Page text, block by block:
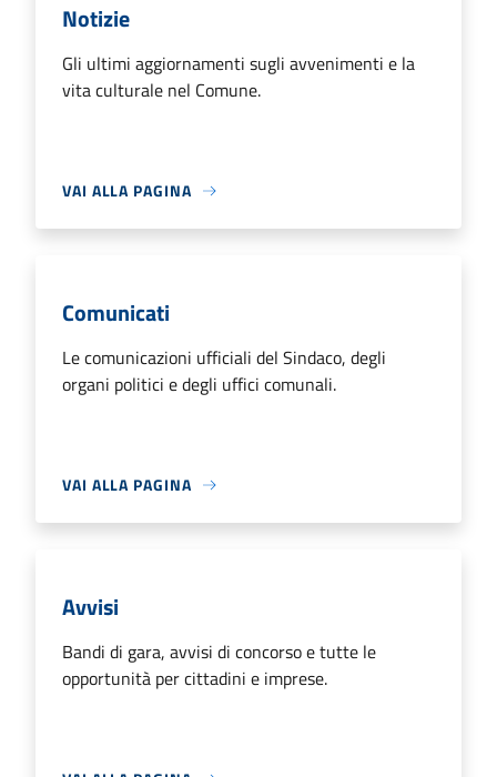
Notizie
Gli ultimi aggiornamenti sugli avvenimenti e la
vita culturale nel Comune.
VAI ALLA PAGINA
Comunicati
Le comunicazioni ufficiali del Sindaco, degli
organi politici e degli uffici comunali.
VAI ALLA PAGINA
Avvisi
Bandi di gara, avvisi di concorso e tutte le
opportunità per cittadini e imprese.